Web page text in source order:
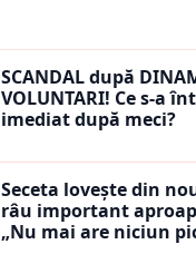
SCANDAL după
VOLUNTARI! Ce s-a
imediat după meci?
Seceta lovește din
râu important
„Nu mai are niciun